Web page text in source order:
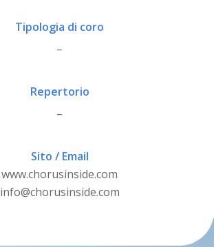
Tipologia di coro
Repertorio
Sito / Email
www.chorusinside.com
info@chorusinside.com